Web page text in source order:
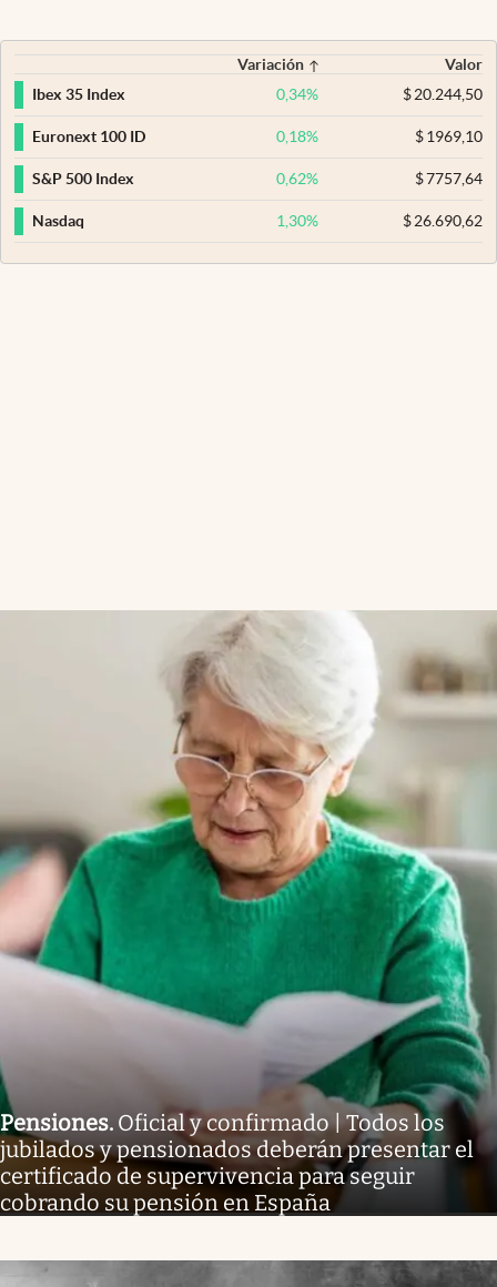
Variación
Valor
Ibex 35 Index
0,34% $20.244,50
Euronext 100 ID 0,18% $1969,10
S&P 500 Index 0,62% $7757,64
Nasdaq 1,30% $26.690,62
Pensiones. Oficial y confirmado | Todos los
jubilados y pensionados deberán presentar el
certificado de supervivencia para seguir
cobrando su pensión en España